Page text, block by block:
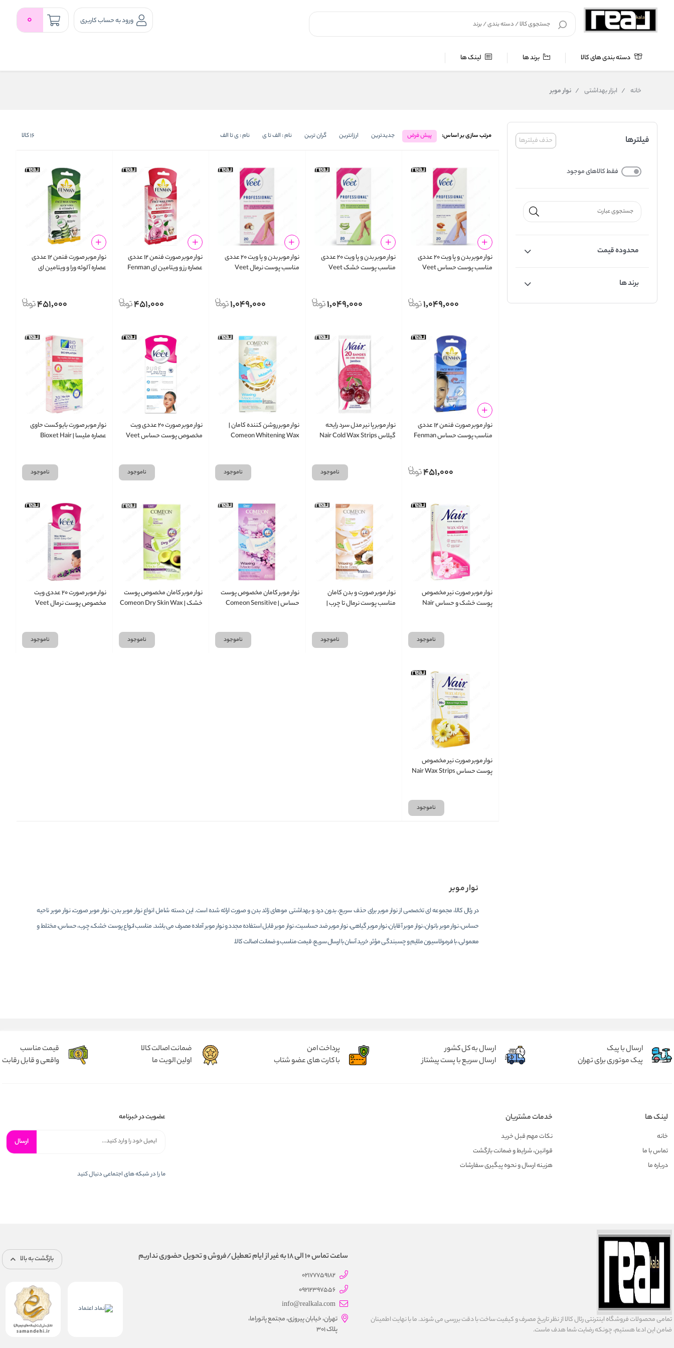
ورود به حساب کاربری 0
دسته بندی های کالا برند ها لینک ها
خانه / ابزار بهداشتی / نوار موبر
حذف فیلترها فیلترها
فقط کالاهای موجود
محدوده قیمت
برند ها
مرتب سازی بر اساس: پیش فرض جدیدترین ارزانترین گران ترین نام : الف تا ی نام : ی تا الف 16کالا
نوار موبر بدن و پا ویت ۲۰ عددی
مناسب پوست حساس Veet
1,049,000
نوار موبر بدن و پا ویت ۲۰ عددی
مناسب پوست خشک Veet
1,049,000
نوار موبر بدن و پا ویت ۲۰ عددی
مناسب پوست نرمال Veet
1,049,000
نوار موبر صورت فنمن ۱۲ عددی
عصاره رز و ویتامین ای Fenman
451,000
نوار موبر صورت فنمن ۱۲ عددی
عصاره آلوئه ورا و ویتامین ای
451,000
نوار موبر صورت فنمن ۱۲ عددی
مناسب پوست حساس Fenman
451,000
نوار موبر پا نیر مدل سرد رایحه
گیلاس Nair Cold Wax Strips
ناموجود
نوار موبر روشن‌ کننده کامان |
Comeon Whitening Wax
ناموجود
نوار موبر صورت ۲۰ عددی ویت
مخصوص پوست حساس Veet
ناموجود
نوار موبر صورت بایوکست حاوی
عصاره ملیسا | Bioxet Hair
ناموجود
نوار موبر صورت نیر مخصوص
پوست خشک و حساس Nair
ناموجود
نوار موبر صورت و بدن کامان
مناسب پوست نرمال تا چرب |
ناموجود
نوار موبر کامان مخصوص پوست
حساس | Comeon Sensitive
ناموجود
نوار موبر کامان مخصوص پوست
خشک | Comeon Dry Skin Wax
ناموجود
نوار موبر صورت ۲۰ عددی ویت
مخصوص پوست نرمال Veet
ناموجود
نوار موبر صورت نیر مخصوص
پوست حساس Nair Wax Strips
ناموجود
نوار موبر
در رئال کالا، مجموعه ای تخصصی از نوار موبر برای حذف سریع، بدون درد و بهداشتی موهای زائد بدن و صورت ارائه شده است. این دسته شامل انواع نوار موبر بدن، نوار موبر صورت، نوار موبر ناحیه
حساس، نوار موبر بانوان، نوار موبر آقایان، نوار موبر گیاهی، نوار موبر ضد حساسیت، نوار موبر قابل استفاده مجدد و نوار موبر آماده مصرف می باشد. مناسب انواع پوست خشک، چرب، حساس، مختلط و
معمولی، با فرمولاسیون ملایم و چسبندگی مؤثر. خرید آسان با ارسال سریع، قیمت مناسب و ضمانت اصالت کالا.
ارسال با پیک
پیک موتوری برای تهران
ارسال به کل کشور
ارسال سریع با پست پیشتاز
پرداخت امن
با کارت های عضو شتاب
ضمانت اصالت کالا
اولین الویت ما
قیمت مناسب
واقعی و قابل رقابت
لینک ها
خانه
تماس با ما
درباره ما
خدمات مشتریان
نکات مهم قبل خرید
قوانین، شرایط و ضمانت بازگشت
هزينه ارسال و نحوه پیگیری سفارشات
عضویت در خبرنامه
ارسال
ما را در شبكه های اجتماعی دنبال کنید
تمامى محصولات فروشگاه اينترنتى رئال كالا از نظر تاریخ مصرف و كيفيت ساخت با دقت بررسى می شوند. ما با نهايت اطمينان
ضامن اين ادعا هستيم، چونكه رضايت شما هدف ماست.
ساعت تماس 10 الی 18 به غیر از ایام تعطیل/فروش و تحویل حضوری نداریم
02177759182
09212397556
info@realkala.com
تهران، خیابان پیروزی، مجتمع پانوراما،
پلاک 301
بازگشت به بالا